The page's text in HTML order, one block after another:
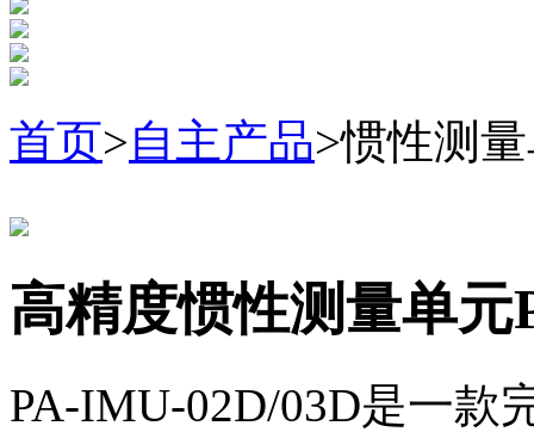
首页>自主产品>惯性测
高精度惯性测量单
PA-IMU-02D/03D是一款